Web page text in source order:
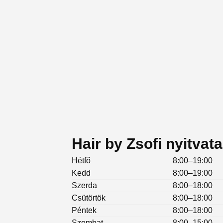
Hair by Zsofi
Hétfő
8:00–19:00
Kedd
8:00–19:00
Szerda
8:00–18:00
Csütörtök
8:00–18:00
Péntek
8:00–18:00